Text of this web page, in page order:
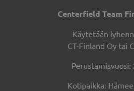
Centerfield Team
Käytetään
CT-Finland Oy tai
Perustamisvuosi:
Kotipaikka: